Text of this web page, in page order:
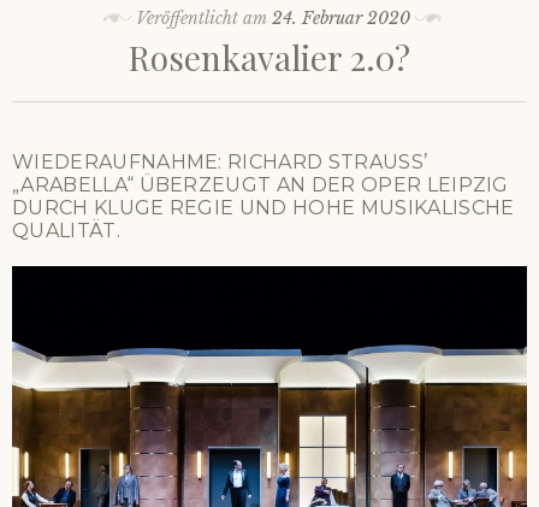
Impressum
Veröffentlicht am24. Februar 2020
Rosenkavalier 2.0?
WIEDERAUFNAHME: RICHARD STRAUSS’
„ARABELLA“ ÜBERZEUGT AN DER OPER LEIPZIG
DURCH KLUGE REGIE UND HOHE MUSIKALISCHE
QUALITÄT.